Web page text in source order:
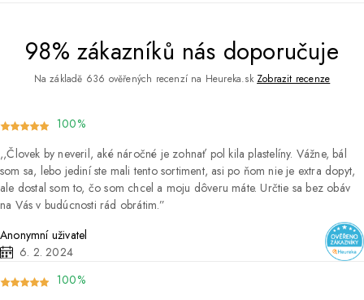
98% zákazníků nás doporučuje
Na základě 636 ověřených recenzí na Heureka.sk Zobrazit recenze
100%
Človek by neveril, aké náročné je zohnať pol kila plastelíny. Vážne, bál
som sa, lebo jediní ste mali tento sortiment, asi po ňom nie je extra dopyt,
ale dostal som to, čo som chcel a moju dôveru máte. Určtie sa bez obáv
na Vás v budúcnosti rád obrátim.
Anonymní uživatel
6. 2. 2024
100%